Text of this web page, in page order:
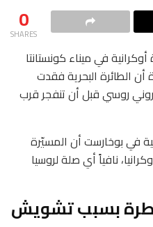
0
SHARES
في ميناء كونستانتا
أن الطائرة البحرية فقدت
روسي قبل أن تنفجر قرب
في بوخارست أن المسيّرة
نافياً أي صلة لروسيا
بسبب تشويش